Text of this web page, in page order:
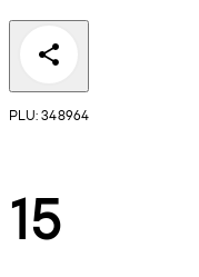
PLU: 348964
15